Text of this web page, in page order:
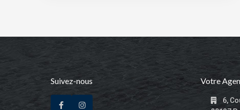
Suivez-nous Votre
6,